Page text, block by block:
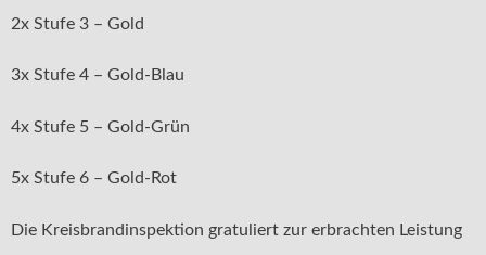
2x Stufe 3 – Gold
3x Stufe 4 – Gold-Blau
4x Stufe 5 – Gold-Grün
5x Stufe 6 – Gold-Rot
Die Kreisbrandinspektion gratuliert zur erbrachten Leistung